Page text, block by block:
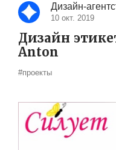
Дизайн-
10 окт. 2019
Дизайн
Anton
#проекты